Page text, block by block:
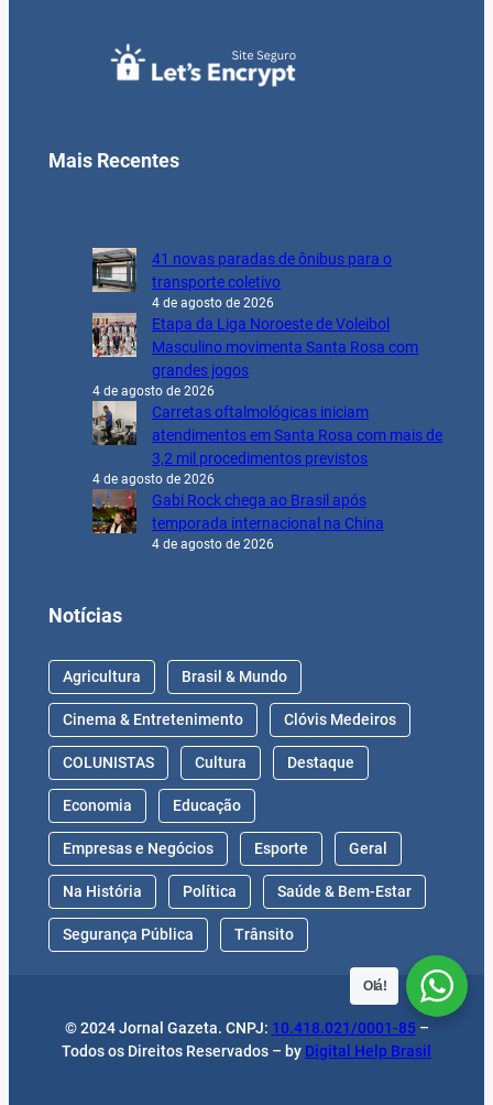
Mais Recentes
41 novas paradas de ônibus para o
transporte coletivo
4 de agosto de 2026
Etapa da Liga Noroeste de Voleibol
Masculino movimenta Santa Rosa com
grandes jogos
4 de agosto de 2026
Carretas oftalmológicas iniciam
atendimentos em Santa Rosa com mais de
3,2 mil procedimentos previstos
4 de agosto de 2026
Gabi Rock chega ao Brasil após
temporada internacional na China
4 de agosto de 2026
Notícias
Agricultura Brasil & Mundo
Cinema & Entretenimento Clóvis Medeiros
COLUNISTAS Cultura Destaque
Economia Educação
Empresas e Negócios Esporte Geral
Na História Política Saúde & Bem-Estar
Segurança Pública Trânsito
© 2024 Jornal Gazeta. CNPJ: 10.418.021/0001-85–
Todos os Direitos Reservados – by Digital Help Brasil
Olá!